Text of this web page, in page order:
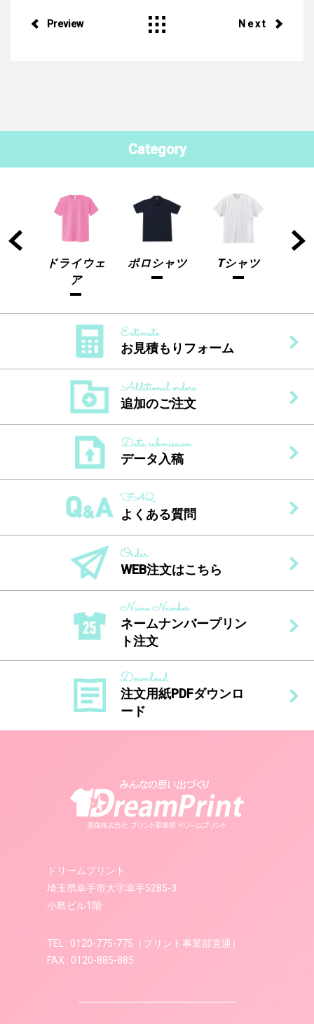
Preview Next
Category
ドライウェ
ア
ポロシャツ Tシャツ
お見積もりフォーム
追加のご注文
データ入稿
よくある質問
WEB注文はこちら
ネームナンバープリン
ト注文
注文用紙PDFダウンロ
ード
ドリームプリント
埼玉県幸手市大字幸手5285-3
小島ビル1階
TEL : 0120-775-775（プリント事業部直通）
FAX : 0120-885-885